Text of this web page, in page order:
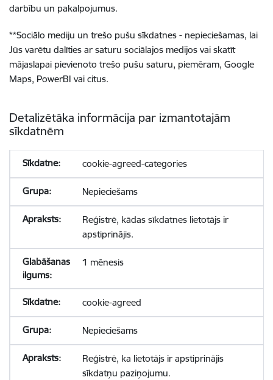
darbību un pakalpojumus.
**Sociālo mediju un trešo pušu sīkdatnes - nepieciešamas, lai
Jūs varētu dalīties ar saturu sociālajos medijos vai skatīt
mājaslapai pievienoto trešo pušu saturu, piemēram, Google
Maps, PowerBI vai citus.
Detalizētāka informācija par izmantotajām
sīkdatnēm
cookie-agreed-categories
Nepieciešams
Reģistrē, kādas sīkdatnes lietotājs ir
apstiprinājis.
1 mēnesis
cookie-agreed
Nepieciešams
Reģistrē, ka lietotājs ir apstiprinājis
sīkdatņu paziņojumu.